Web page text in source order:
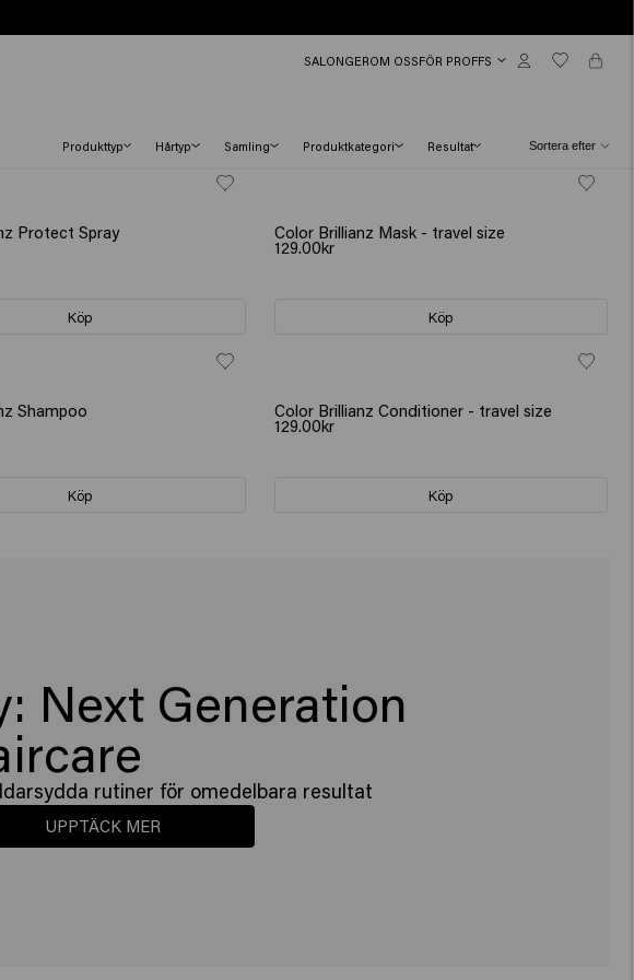
SALONGEROM OSSFÖR PROFFS
Produkttyp Hårtyp Samling Produktkategori Resultat
Next Generation
rutiner för omedelbara resultat
UPPTÄCK MER
Protect Spray
Köp
Color Brillianz Mask - travel size
129.00kr
Köp
Shampoo
Köp
Color Brillianz Conditioner - travel size
129.00kr
Köp